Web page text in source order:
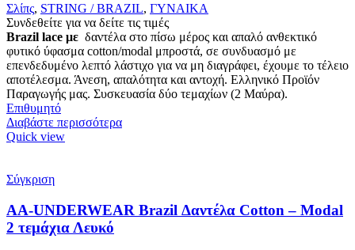
Σλίπς, STRING / BRAZIL, ΓΥΝΑΙΚΑ
Συνδεθείτε για να δείτε τις τιμές
Brazil lace με δαντέλα στο πίσω μέρος και απαλό ανθεκτικό
φυτικό ύφασμα cotton/modal μπροστά, σε συνδυασμό με
επενδεδυμένο λεπτό λάστιχο για να μη διαγράφει, έχουμε το τέλειο
αποτέλεσμα. Άνεση, απαλότητα και αντοχή. Ελληνικό Προϊόν
Παραγωγής μας. Συσκευασία δύο τεμαχίων (2 Μαύρα).
Επιθυμητό
Διαβάστε περισσότερα
Quick view
Σύγκριση
AA-UNDERWEAR Brazil Δαντέλα Cotton – Modal
2 τεμάχια Λευκό